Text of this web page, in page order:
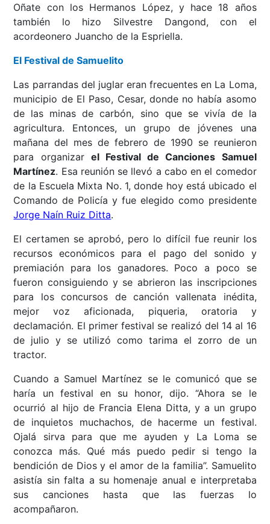
Oñate con los Hermanos López, y hace 18 años
también lo hizo Silvestre Dangond, con el
acordeonero Juancho de la Espriella.
El Festival de Samuelito
Las parrandas del juglar eran frecuentes en La Loma,
municipio de El Paso, Cesar, donde no había asomo
de las minas de carbón, sino que se vivía de la
agricultura. Entonces, un grupo de jóvenes una
mañana del mes de febrero de 1990 se reunieron
para organizar el Festival de Canciones Samuel
Martínez. Esa reunión se llevó a cabo en el comedor
de la Escuela Mixta No. 1, donde hoy está ubicado el
Comando de Policía y fue elegido como presidente
Jorge Naín Ruiz Ditta.
El certamen se aprobó, pero lo difícil fue reunir los
recursos económicos para el pago del sonido y
premiación para los ganadores. Poco a poco se
fueron consiguiendo y se abrieron las inscripciones
para los concursos de canción vallenata inédita,
mejor voz aficionada, piqueria, oratoria y
declamación. El primer festival se realizó del 14 al 16
de julio y se utilizó como tarima el zorro de un
tractor.
Cuando a Samuel Martínez se le comunicó que se
haría un festival en su honor, dijo. “Ahora se le
ocurrió al hijo de Francia Elena Ditta, y a un grupo
de inquietos muchachos, de hacerme un festival.
Ojalá sirva para que me ayuden y La Loma se
conozca más. Qué más puedo pedir si tengo la
bendición de Dios y el amor de la familia”. Samuelito
asistía sin falta a su homenaje anual e interpretaba
sus canciones hasta que las fuerzas lo
acompañaron.